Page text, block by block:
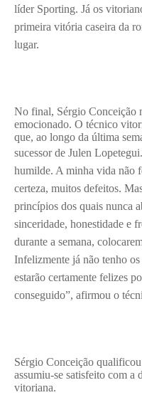
líder Sporting. Já os
primeira vitória caseira da
lugar.
No final, Sérgio Conceição
emocionado. O técnico
que, ao longo da última
sucessor de Julen
humilde. A minha vida não
certeza, muitos defeitos.
princípios dos quais nunca
sinceridade, honestidade e
durante a semana,
Infelizmente já não tenho
estarão certamente felizes
conseguido”, afirmou o
Sérgio Conceição
assumiu-se satisfeito com a
vitoriana.